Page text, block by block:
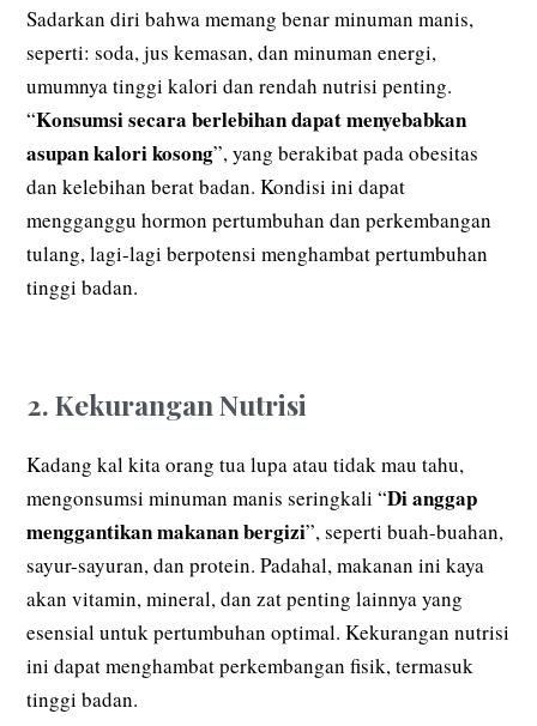
Sadarkan diri bahwa memang benar minuman manis,
seperti: soda, jus kemasan, dan minuman energi,
umumnya tinggi kalori dan rendah nutrisi penting.
“Konsumsi secara berlebihan dapat menyebabkan
asupan kalori kosong”, yang berakibat pada obesitas
dan kelebihan berat badan. Kondisi ini dapat
mengganggu hormon pertumbuhan dan perkembangan
tulang, lagi-lagi berpotensi menghambat pertumbuhan
tinggi badan.
2. Kekurangan Nutrisi
Kadang kal kita orang tua lupa atau tidak mau tahu,
mengonsumsi minuman manis seringkali “Di anggap
menggantikan makanan bergizi”, seperti buah-buahan,
sayur-sayuran, dan protein. Padahal, makanan ini kaya
akan vitamin, mineral, dan zat penting lainnya yang
esensial untuk pertumbuhan optimal. Kekurangan nutrisi
ini dapat menghambat perkembangan fisik, termasuk
tinggi badan.